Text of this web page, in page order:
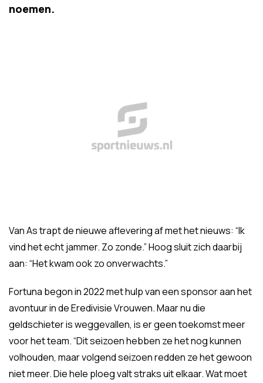
noemen.
Van As trapt de nieuwe aflevering af met het nieuws: “Ik
vind het echt jammer. Zo zonde.” Hoog sluit zich daarbij
aan: “Het kwam ook zo onverwachts.”
Fortuna begon in 2022 met hulp van een sponsor aan het
avontuur in de Eredivisie Vrouwen. Maar nu die
geldschieter is weggevallen, is er geen toekomst meer
voor het team. “Dit seizoen hebben ze het nog kunnen
volhouden, maar volgend seizoen redden ze het gewoon
niet meer. Die hele ploeg valt straks uit elkaar. Wat moet